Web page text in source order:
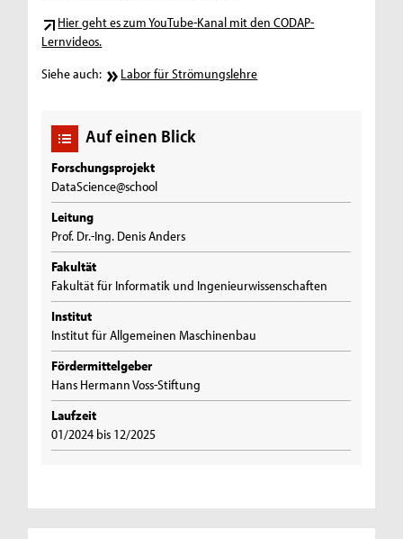
Hier geht es zum YouTube-Kanal mit den CODAP-
Lernvideos.
Siehe auch:
Labor für Strömungslehre
Auf einen Blick
Forschungsprojekt
DataScience@school
Leitung
Prof. Dr.-Ing. Denis Anders
Fakultät
Fakultät für Informatik und Ingenieurwissenschaften
Institut
Institut für Allgemeinen Maschinenbau
Fördermittelgeber
Hans Hermann Voss-Stiftung
Laufzeit
01/2024 bis 12/2025